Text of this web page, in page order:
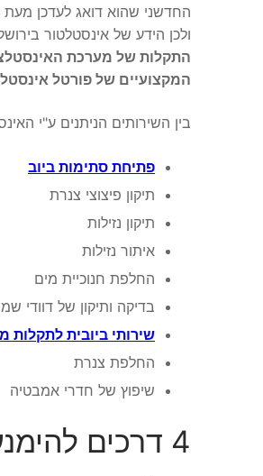
החדשני שהוא דואג לעדכן
ולכן הידע של אינסטלטור
התקלות של מערכת
המקצועיים של פורטל
בין השירותים הניתנים ע"י
פתיחת סתימות ביוב
תיקון פיצוצי צנרת
תיקון נזילות
איתור נזילות
החלפת חנוכיית מים
בדיקה ותיקון של דוודי
שירותי ביובית לתקלות
החלפת צנרת
שיפוץ של חדרי אמבטיה
4 דרכים להימנע מהזמנת שירותי אינסטלציה בירושלים